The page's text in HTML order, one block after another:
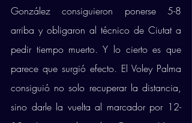
González consiguieron ponerse 5-8
arriba y obligaron al técnico de Ciutat a
pedir tiempo muerto. Y lo cierto es que
parece que surgió efecto. El Voley Palma
consiguió no solo recuperar la distancia,
sino darle la vuelta al marcador por 12-